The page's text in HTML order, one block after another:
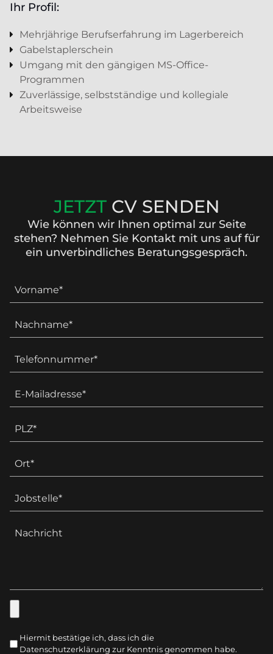
Ihr Profil:
Mehrjährige Berufserfahrung im Lagerbereich
Gabelstaplerschein
Umgang mit den gängigen MS-Office-
Programmen
Zuverlässige, selbstständige und kollegiale
Arbeitsweise
JETZTCV SENDEN
Wie können wir Ihnen optimal zur Seite
stehen? Nehmen Sie Kontakt mit uns auf für
ein unverbindliches Beratungsgespräch.
Hiermit bestätige ich, dass ich die
Datenschutzerklärung zur Kenntnis genommen habe.